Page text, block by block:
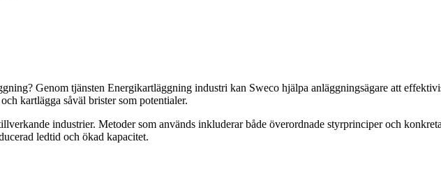
Genom tjänsten Energikartläggning industri kan Sweco hjälpa anläggningsägare att
kartlägga såväl brister som potentialer.
industrier. Metoder som används inkluderar både överordnade styrprinciper och
ledtid och ökad kapacitet.